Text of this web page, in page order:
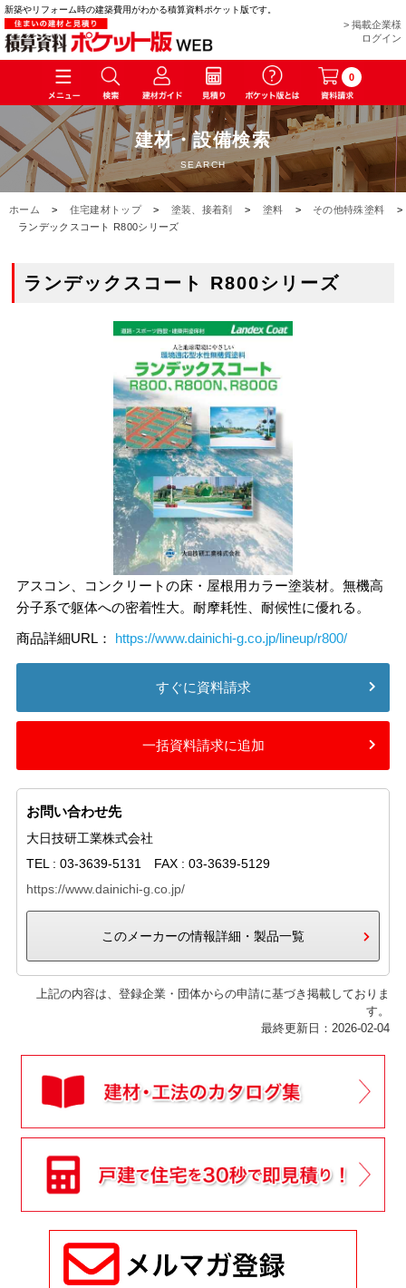
新築やリフォーム時の建築費用がわかる積算資料ポケット版です。
> 掲載企業様
ログイン
0
建材・設備検索
SEARCH
ホーム > 住宅建材トップ > 塗装、接着剤 > 塗料 > その他特殊塗料
>
ランデックスコート R800シリーズ
ランデックスコート R800シリーズ
アスコン、コンクリートの床・屋根用カラー塗装材。無機高
分子系で躯体への密着性大。耐摩耗性、耐候性に優れる。
商品詳細URL： https://www.dainichi-g.co.jp/lineup/r800/
すぐに資料請求
一括資料請求に追加
お問い合わせ先
大日技研工業株式会社
TEL : 03-3639-5131 FAX : 03-3639-5129
https://www.dainichi-g.co.jp/
このメーカーの情報詳細・製品一覧
上記の内容は、登録企業・団体からの申請に基づき掲載しておりま
す。
最終更新日：2026-02-04